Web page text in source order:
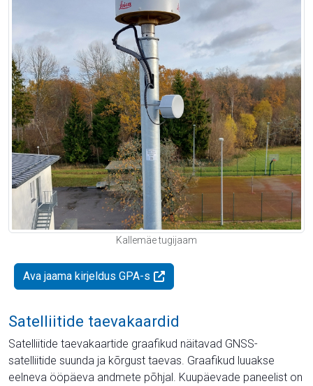
Kallemäe tugijaam
Ava jaama kirjeldus GPA-s
Satelliitide taevakaardid
Satelliitide taevakaartide graafikud näitavad GNSS-
satelliitide suunda ja kõrgust taevas. Graafikud luuakse
eelneva ööpäeva andmete põhjal. Kuupäevade paneelist on